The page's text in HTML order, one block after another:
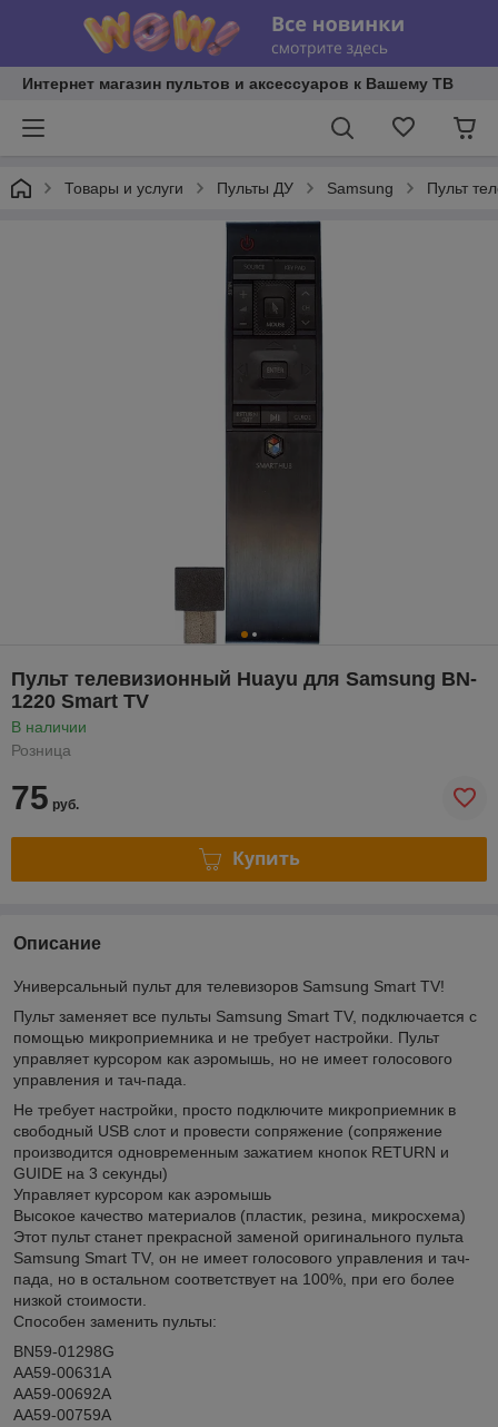
Интернет магазин пультов и аксессуаров к Вашему ТВ
Товары и услуги Пульты ДУ Samsung Пульт
Пульт телевизионный Huayu для Samsung BN-
1220 Smart TV
В наличии
Розница
75 руб.
Купить
Описание
Универсальный пульт для телевизоров Samsung Smart TV!
Пульт заменяет все пульты Samsung Smart TV, подключается с
помощью микроприемника и не требует настройки. Пульт
управляет курсором как аэромышь, но не имеет голосового
управления и тач-пада.
Не требует настройки, просто подключите микроприемник в
свободный USB слот и провести сопряжение (сопряжение
производится одновременным зажатием кнопок RETURN и
GUIDE на 3 секунды)
Управляет курсором как аэромышь
Высокое качество материалов (пластик, резина, микросхема)
Этот пульт станет прекрасной заменой оригинального пульта
Samsung Smart TV, он не имеет голосового управления и тач-
пада, но в остальном соответствует на 100%, при его более
низкой стоимости.
Способен заменить пульты:
BN59-01298G
AA59-00631A
AA59-00692A
AA59-00759A